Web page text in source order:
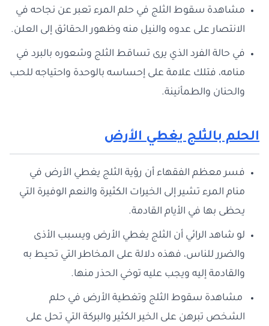
مشاهدة سقوط الثلج في حلم المرء تعبر عن نجاحه في
الانتصار على عدوه والنيل منه وظهور الحقائق إلى العلن.
في حالة الفرد الذي يرى تساقط الثلج وشعوره بالبرد في
منامه، فتلك علامة على إحساسه بالوحدة واحتياجه للحب
والحنان والطمأنينة.
الحلم بالثلج يغطي الأرض
فسر معظم الفقهاء أن رؤية الثلج يغطي الأرض في
منام المرء تشير إلى الخيرات الكثيرة والنعم الوفيرة التي
يحظى بها في الأيام القادمة.
لو شاهد الرائي أن الثلج يغطي الأرض ويسبب الأذى
والضرر للناس، فهذه دلالة على المخاطر التي تحيط به
والقادمة إليه ويجب عليه توخي الحذر منها.
مشاهدة سقوط الثلج وتغطية الأرض في حلم
الشخص تبرهن على الخير الكثير والبركة التي تحل على